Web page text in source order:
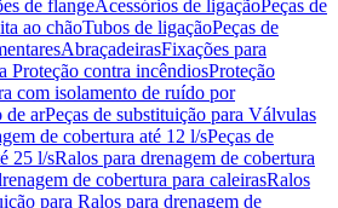
de flangeAcessórios de ligaçãoPeças de
ao chãoTubos de ligaçãoPeças de
AbraçadeirasFixações para
Proteção contra incêndiosProteção
com isolamento de ruído por
de arPeças de substituição para Válvulas
de cobertura até 12 l/sPeças de
25 l/sRalos para drenagem de cobertura
de cobertura para caleirasRalos
para Ralos para drenagem de